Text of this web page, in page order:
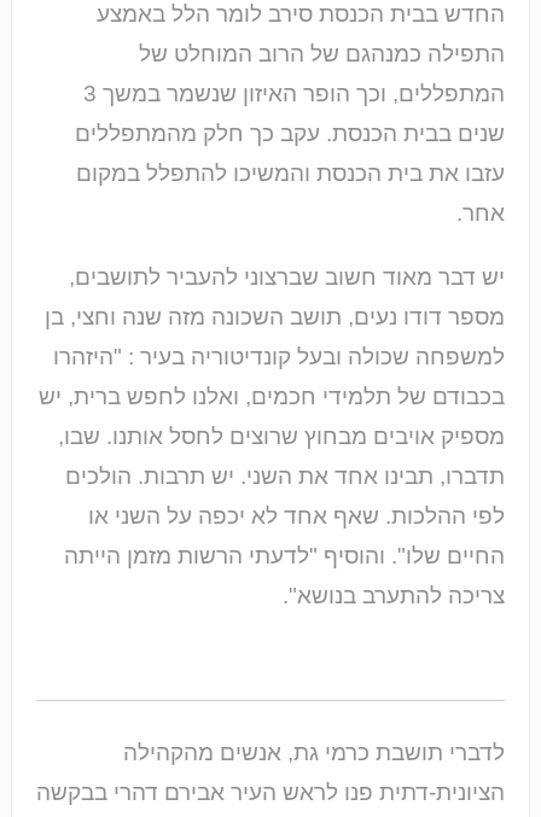
החדש בבית הכנסת סירב לומר הלל באמצע
התפילה כמנהגם של הרוב המוחלט של
המתפללים, וכך הופר האיזון שנשמר במשך 3
שנים בבית הכנסת. עקב כך חלק מהמתפללים
עזבו את בית הכנסת והמשיכו להתפלל במקום
אחר.
יש דבר מאוד חשוב שברצוני להעביר לתושבים,
מספר דודו נעים, תושב השכונה מזה שנה וחצי, בן
למשפחה שכולה ובעל קונדיטוריה בעיר : "היזהרו
בכבודם של תלמידי חכמים, ואלנו לחפש ברית, יש
מספיק אויבים מבחוץ שרוצים לחסל אותנו. שבו,
תדברו, תבינו אחד את השני. יש תרבות. הולכים
לפי ההלכות. שאף אחד לא יכפה על השני או
החיים שלו". והוסיף "לדעתי הרשות מזמן הייתה
צריכה להתערב בנושא".
לדברי תושבת כרמי גת, אנשים מהקהילה
הציונית-דתית פנו לראש העיר אבירם דהרי בבקשה